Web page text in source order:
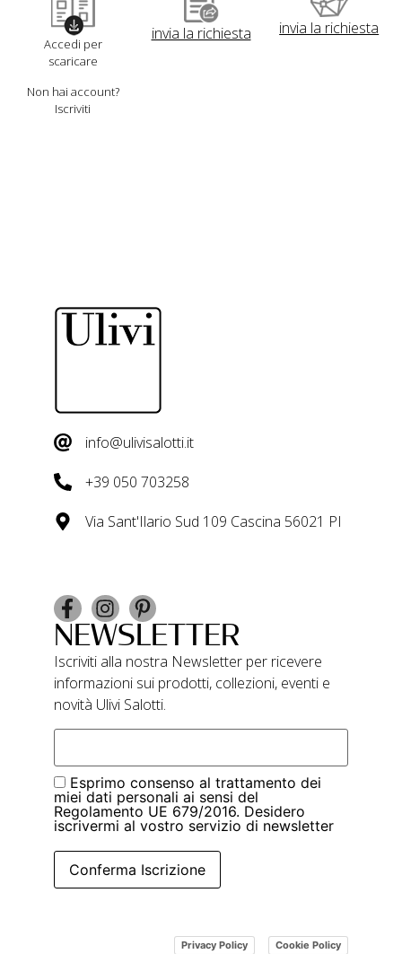
Accedi per
scaricare
Non hai account?
Iscriviti
invia la richiesta invia la richiesta
info@ulivisalotti.it
+39 050 703258
Via Sant'Ilario Sud 109 Cascina 56021 PI
NEWSLETTER
Iscriviti alla nostra Newsletter per ricevere
informazioni sui prodotti, collezioni, eventi e
novità Ulivi Salotti.
Esprimo consenso al trattamento dei
miei dati personali ai sensi del
Regolamento UE 679/2016. Desidero
iscrivermi al vostro servizio di newsletter
Conferma Iscrizione
Privacy Policy Cookie Policy